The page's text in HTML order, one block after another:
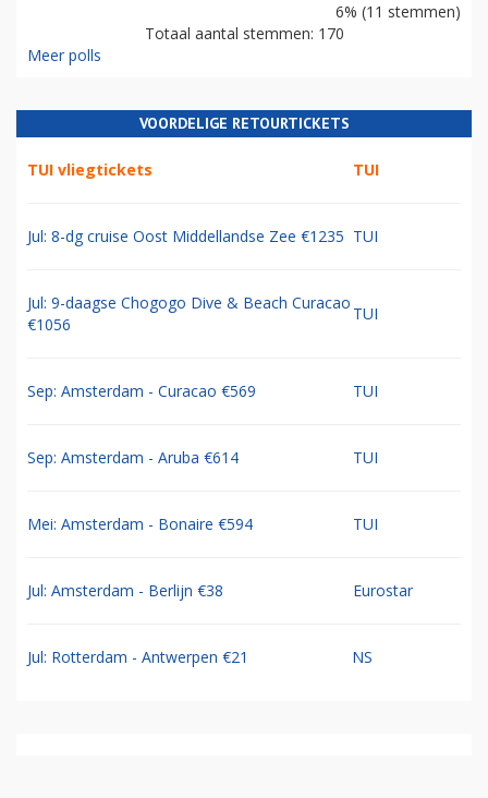
6% (11 stemmen)
Totaal aantal stemmen: 170
Meer polls
VOORDELIGE RETOURTICKETS
TUI vliegtickets TUI
Jul: 8-dg cruise Oost Middellandse Zee €1235 TUI
Jul: 9-daagse Chogogo Dive & Beach Curacao
€1056
TUI
Sep: Amsterdam - Curacao €569 TUI
Sep: Amsterdam - Aruba €614 TUI
Mei: Amsterdam - Bonaire €594 TUI
Jul: Amsterdam - Berlijn €38 Eurostar
Jul: Rotterdam - Antwerpen €21 NS